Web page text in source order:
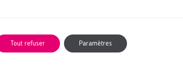
Tout refuser Paramètres